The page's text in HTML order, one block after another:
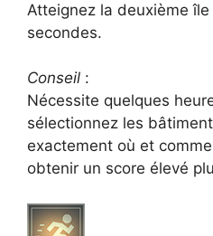
Atteignez la deuxième
secondes.
Conseil :
Nécessite quelques
sélectionnez les
exactement où et
obtenir un score élevé